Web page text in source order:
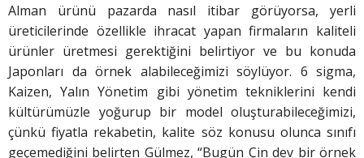
Alman ürünü pazarda nasıl itibar görüyorsa, yerli
üreticilerinde özellikle ihracat yapan firmaların kaliteli
ürünler üretmesi gerektiğini belirtiyor ve bu konuda
Japonları da örnek alabileceğimizi söylüyor. 6 sigma,
Kaizen, Yalın Yönetim gibi yönetim tekniklerini kendi
kültürümüzle yoğurup bir model oluşturabileceğimizi,
çünkü fiyatla rekabetin, kalite söz konusu olunca sınıfı
geçemediğini belirten Gülmez, “Bugün Çin dev bir örnek